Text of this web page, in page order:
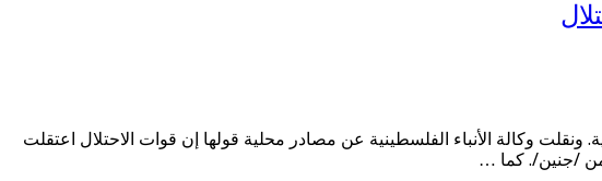
ونقلت وكالة الأنباء الفلسطينية عن مصادر محلية قولها إن قوات الاحتلال اعتقلت
من /جنين/. كما …